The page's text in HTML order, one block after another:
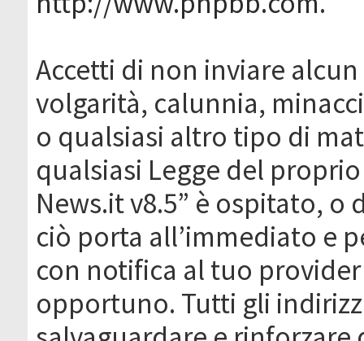
Accetti di non inviare
volgarità, calunnia,
o qualsiasi altro tipo di
qualsiasi Legge del
News.it v8.5” è ospitato, o
ciò porta all’immediato e
con notifica al tuo
opportuno. Tutti gli